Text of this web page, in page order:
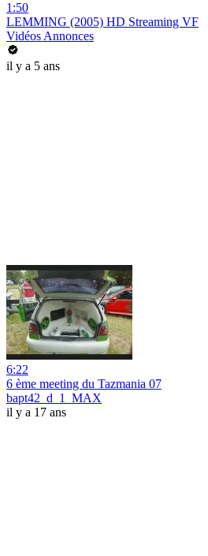
1:50
LEMMING (2005) HD Streaming VF
Vidéos Annonces
il y a 5 ans
6:22
6 ème meeting du Tazmania 07
bapt42_d_1_MAX
il y a 17 ans